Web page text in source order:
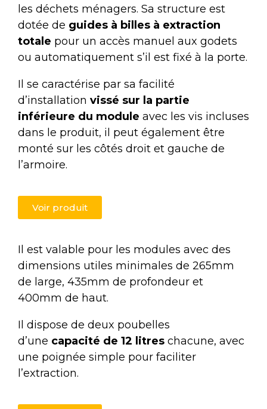
les déchets ménagers. Sa structure est
dotée de guides à billes à extraction
totale pour un accès manuel aux godets
ou automatiquement s’il est fixé à la porte.
Il se caractérise par sa facilité
d’installation vissé sur la partie
inférieure du module avec les vis incluses
dans le produit, il peut également être
monté sur les côtés droit et gauche de
l’armoire.
Voir produit
Il est valable pour les modules avec des
dimensions utiles minimales de 265mm
de large, 435mm de profondeur et
400mm de haut.
Il dispose de deux poubelles
d’une capacité de 12 litres chacune, avec
une poignée simple pour faciliter
l’extraction.